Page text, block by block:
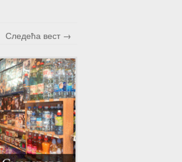
Следећа вест →